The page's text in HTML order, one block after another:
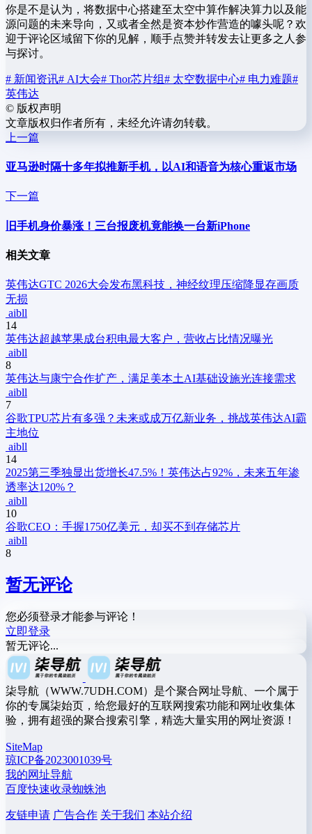
你是不是认为，将数据中心搭建至太空中算作解决算力以及能
源问题的未来导向，又或者全然是资本炒作营造的噱头呢？欢
迎于评论区域留下你的见解，顺手点赞并转发去让更多之人参
与探讨。
# 新闻资讯# AI大会# Thor芯片组# 太空数据中心# 电力难题#
英伟达
© 版权声明
文章版权归作者所有，未经允许请勿转载。
上一篇
亚马逊时隔十多年拟推新手机，以AI和语音为核心重返市场
下一篇
旧手机身价暴涨！三台报废机竟能换一台新iPhone
相关文章
英伟达GTC 2026大会发布黑科技，神经纹理压缩降显存画质
无损
aibll
14
英伟达超越苹果成台积电最大客户，营收占比情况曝光
aibll
8
英伟达与康宁合作扩产，满足美本土AI基础设施光连接需求
aibll
7
谷歌TPU芯片有多强？未来或成万亿新业务，挑战英伟达AI霸
主地位
aibll
14
2025第三季独显出货增长47.5%！英伟达占92%，未来五年渗
透率达120%？
aibll
10
谷歌CEO：手握1750亿美元，却买不到存储芯片
aibll
8
暂无评论
您必须登录才能参与评论！
立即登录
暂无评论...
柒导航（WWW.7UDH.COM）是个聚合网址导航、一个属于
你的专属柒始页，给您最好的互联网搜索功能和网址收集体
验，拥有超强的聚合搜索引擎，精选大量实用的网址资源！
SiteMap
琼ICP备2023001039号
我的网址导航
百度快速收录蜘蛛池
友链申请 广告合作 关于我们 本站介绍